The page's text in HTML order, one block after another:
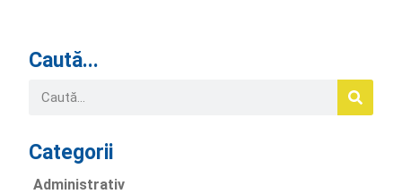
Caută...
Categorii
Administrativ